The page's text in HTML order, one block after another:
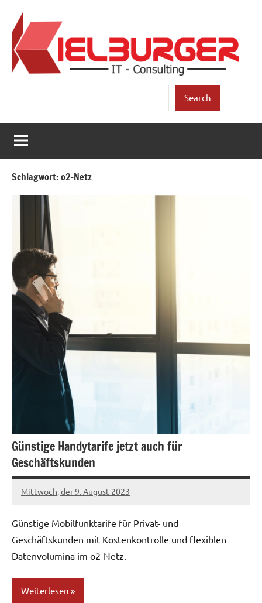
Inhalt
springen
Kielburger
IT-
Consulting
Search
Schlagwort:o2-Netz
Günstige Handytarife jetzt auch für
Geschäftskunden
Mittwoch, der 9. August 2023
Patrick
Günstige Mobilfunktarife für Privat- und
Geschäftskunden mit Kostenkontrolle und flexiblen
Datenvolumina im o2-Netz.
Weiterlesen